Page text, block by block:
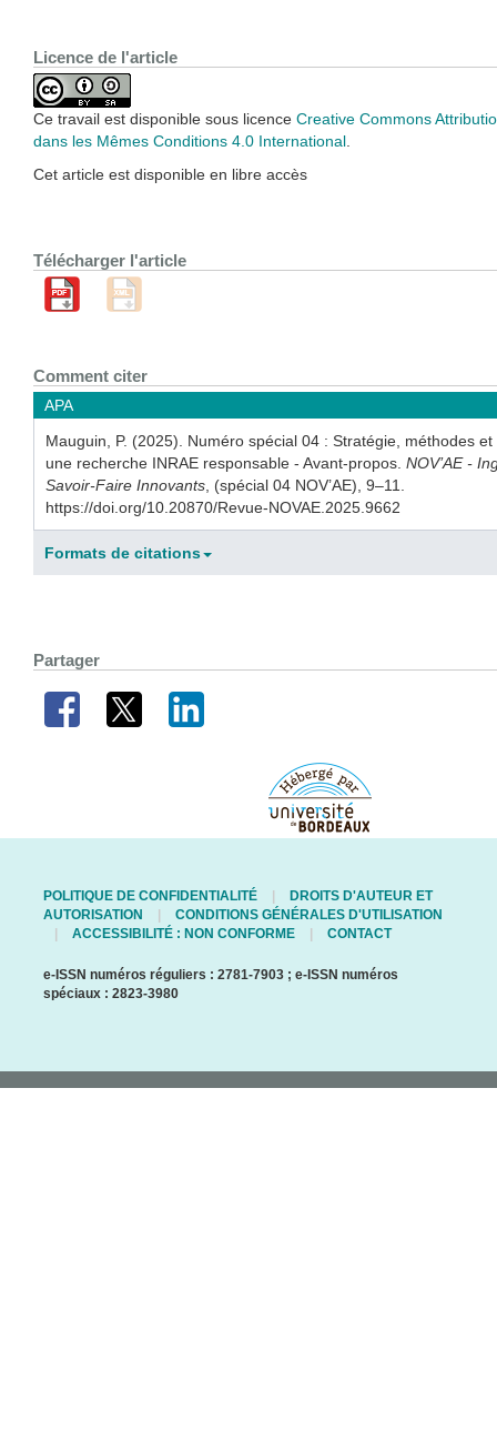
Licence de l'article
Ce travail est disponible sous licence Creative Commons
dans les Mêmes Conditions 4.0 International.
Cet article est disponible en libre accès
Télécharger l'article
Comment citer
APA
Mauguin, P. (2025). Numéro spécial 04 : Stratégie, méthodes
une recherche INRAE responsable - Avant-propos. NOV’AE -
Savoir-Faire Innovants, (spécial 04 NOV’AE), 9–11.
https://doi.org/10.20870/Revue-NOVAE.2025.9662
Formats de citations
Partager
POLITIQUE DE CONFIDENTIALITÉ
DROITS D'AUTEUR ET
AUTORISATION
CONDITIONS GÉNÉRALES D'UTILISATION
ACCESSIBILITÉ : NON CONFORME
CONTACT
e-ISSN numéros réguliers : 2781-7903 ; e-ISSN numéros
spéciaux : 2823-3980